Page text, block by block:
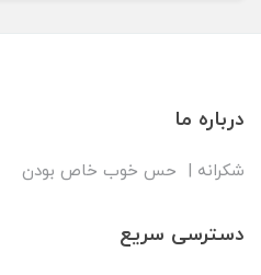
درباره ما
شکرانه | حس خوب خاص بودن
دسترسی سریع